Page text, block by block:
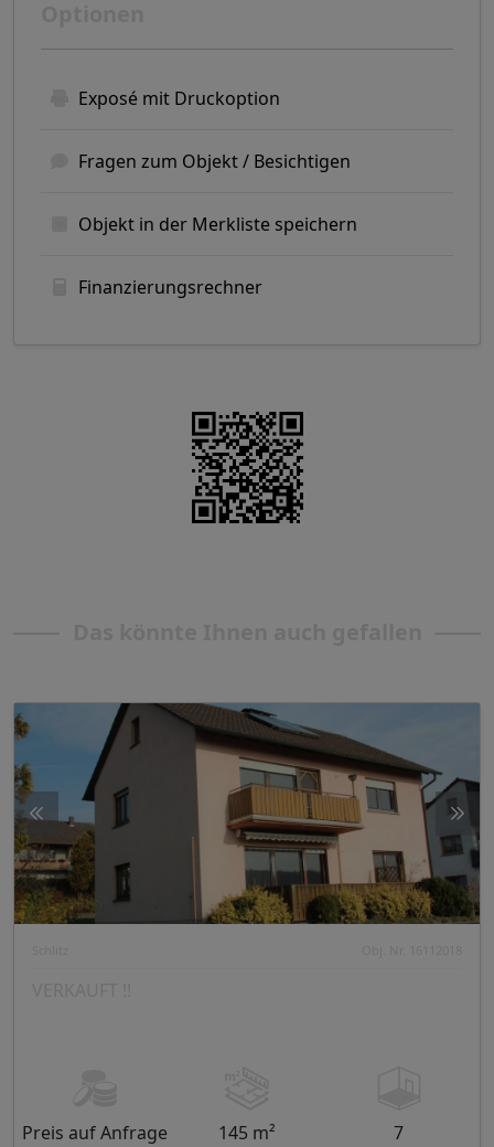
Exposé mit Druckoption
Fragen zum Objekt / Besichtigen
Objekt in der Merkliste speichern
Finanzierungsrechner
Preis auf Anfrage 145 m² 7